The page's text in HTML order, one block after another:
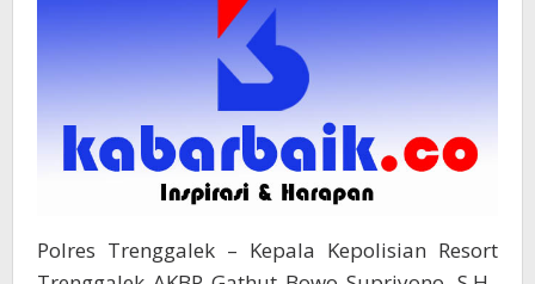
Polres Trenggalek – Kepala Kepolisian Resort